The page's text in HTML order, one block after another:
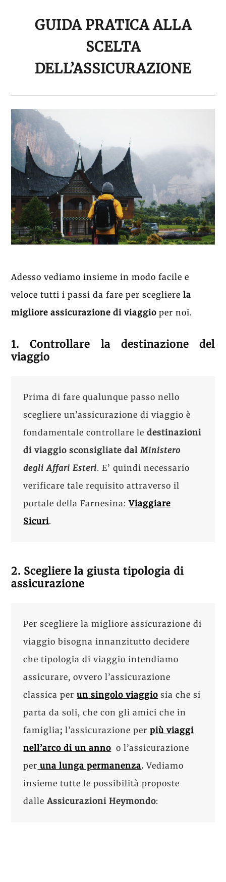
GUIDA PRATICA ALLA
SCELTA
DELL’ASSICURAZIONE
Adesso vediamo insieme in modo facile e
veloce tutti i passi da fare per sceglierela
migliore assicurazione di viaggio per noi.
1. Controllare la destinazione del
viaggio
Prima di fare qualunque passo nello
scegliere un’assicurazione di viaggio è
fondamentale controllare ledestinazioni
di viaggiosconsigliate dalMinistero
degli Affari Esteri. E’ quindi necessario
verificare tale requisito attraverso il
portale della Farnesina:Viaggiare
Sicuri.
2. Scegliere la giusta tipologia di
assicurazione
Per scegliere la migliore assicurazione di
viaggio bisogna innanzitutto decidere
che tipologia di viaggio intendiamo
assicurare, ovvero l’assicurazione
classica perun singolo viaggio sia che si
parta da soli, che con gli amici che in
famiglia; l’assicurazione perpiù viaggi
nell’arco di un anno o l’assicurazione
per una lunga permanenza.Vediamo
insieme tutte le possibilità proposte
dalle Assicurazioni Heymondo: